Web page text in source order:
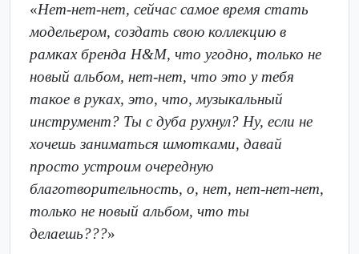
«Нет-нет-нет, сейчас самое время стать
модельером, создать свою коллекцию в
рамках бренда H&M, что угодно, только не
новый альбом, нет-нет, что это у тебя
такое в руках, это, что, музыкальный
инструмент? Ты с дуба рухнул? Ну, если не
хочешь заниматься шмотками, давай
просто устроим очередную
благотворительность, о, нет, нет-нет-нет,
только не новый альбом, что ты
делаешь???»